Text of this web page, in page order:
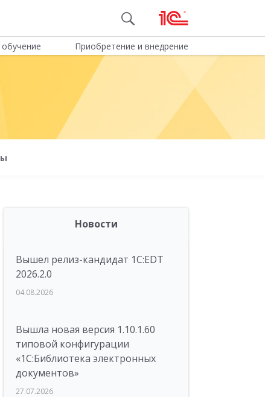
Приобретение и внедрение
Новости
Вышел релиз-кандидат 1C:EDT
2026.2.0
04.08.2026
Вышла новая версия 1.10.1.60
типовой конфигурации
«1С:Библиотека электронных
документов»
27.07.2026